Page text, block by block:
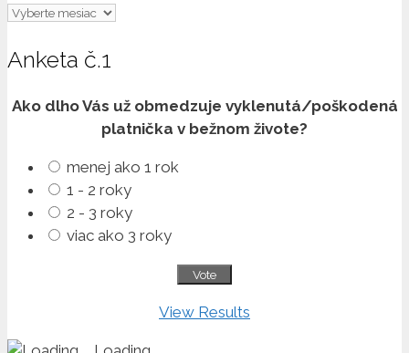
Archív
Anketa č.1
Ako dlho Vás už obmedzuje vyklenutá/poškodená
platnička v bežnom živote?
menej ako 1 rok
1 - 2 roky
2 - 3 roky
viac ako 3 roky
View Results